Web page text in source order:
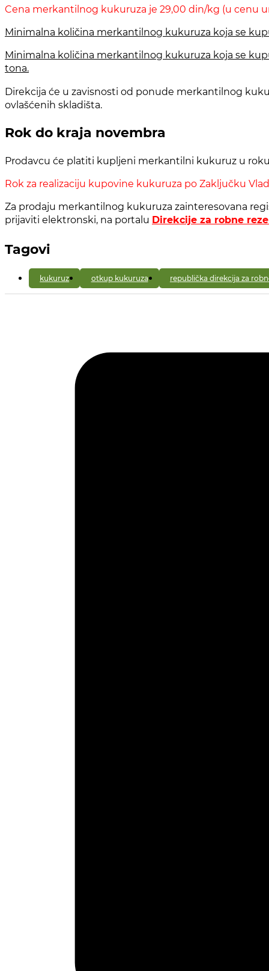
Cena merkantilnog kukuruza je 29,00 din/kg (u cenu
Minimalna količina merkantilnog kukuruza koja se
Minimalna količina merkantilnog kukuruza koja se
tona.
Direkcija će u zavisnosti od ponude merkantilnog
ovlašćenih skladišta.
Rok do kraja novembra
Prodavcu će platiti kupljeni merkantilni kukuruz u
Rok za realizaciju kupovine kukuruza po Zaključku
Za prodaju merkantilnog kukuruza zainteresovana
prijaviti elektronski, na portalu Direkcije za robne
Tagovi
kukuruz otkup kukuruza republička direkcija za